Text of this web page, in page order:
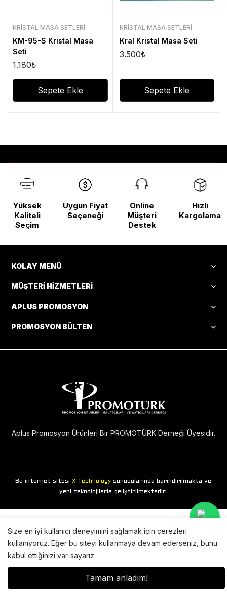
KRISTAL MASA SETLERI
KM-95-S Kristal Masa
Seti
1.180₺
Sepete Ekle
KRISTAL MASA SETLERI
Kral Kristal Masa Seti
3.500₺
Sepete Ekle
Yüksek
Kaliteli
Seçim
Uygun Fiyat
Seçeneği
Online
Müşteri
Destek
Hızlı
Kargolama
KOLAY MENÜ
MÜŞTERI HIZMETLERI
APLUS PROMOSYON
PROMOSYON BÜLTEN
Aplus Promosyon Ürünleri Bir PROMOTÜRK Derneği Üyesidir.
Bu internet sitesiX Technology sunucularında barındırılmakta ve
yeni teknolojilerle geliştirilmektedir.
Size en iyi kullanıcı deneyimini sağlamak için çerezleri
kullanıyoruz. Eğer bu siteyi kullanmaya devam ederseniz, bunu
kabul ettiğinizi var-sayarız.
Tamam anladım!
Anasayfa Mağaza Giriş yap Sepet Arama